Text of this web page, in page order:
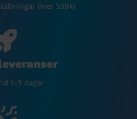
över 599kr
1-3 dagar